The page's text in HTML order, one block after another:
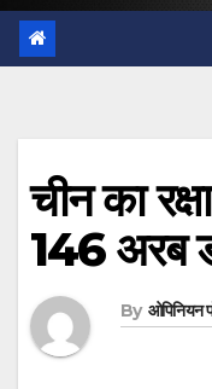
चीन का
146 अरब
By ओपिनियन